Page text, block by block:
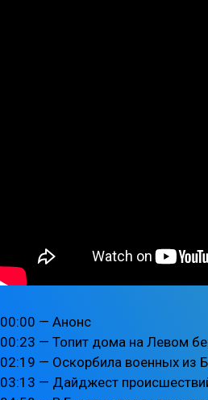
00:00 — Анонс
00:23 — Топит дома на Левом
02:19 — Оскорбила военных из
03:13 — Дайджест